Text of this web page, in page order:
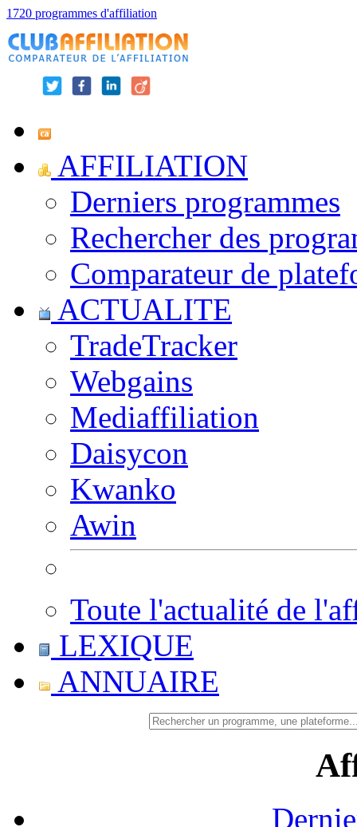
1720 programmes d'affiliation
AFFILIATION
Derniers programmes
Rechercher des
Comparateur de
ACTUALITE
TradeTracker
Webgains
Mediaffiliation
Daisycon
Kwanko
Awin
Toute l'actualité de
LEXIQUE
ANNUAIRE